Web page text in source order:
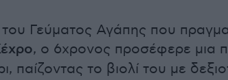
του Γεύματος Αγάπης που
, ο 6χρονος προσέφερε μια
παίζοντας το βιολί του με